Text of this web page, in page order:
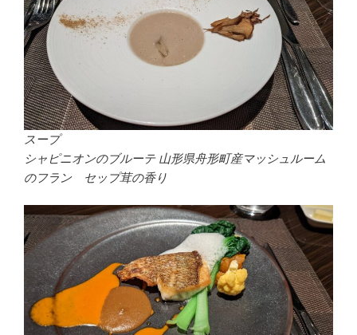
スープ
シャピニオンのブルーテ 山形県舟形町産マッシュルーム
のフラン セップ茸の香り